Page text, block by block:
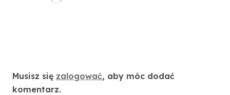
Musisz się zalogować, aby móc dodać
komentarz.